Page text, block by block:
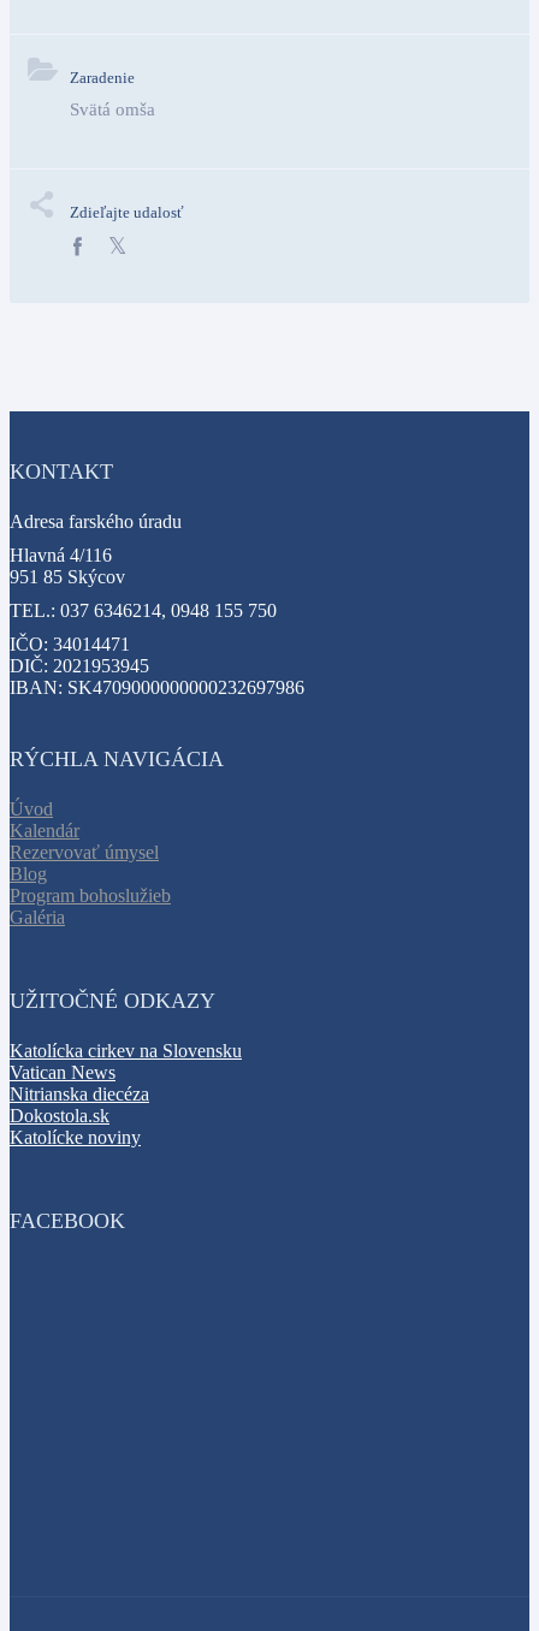
Zaradenie
Svätá omša
Zdieľajte udalosť
KONTAKT
Adresa farského úradu
Hlavná 4/116
951 85 Skýcov
TEL.: 037 6346214, 0948 155 750
IČO: 34014471
DIČ: 2021953945
IBAN: SK4709000000000232697986
RÝCHLA NAVIGÁCIA
Úvod
Kalendár
Rezervovať úmysel
Blog
Program bohoslužieb
Galéria
UŽITOČNÉ ODKAZY
Katolícka cirkev na Slovensku
Vatican News
Nitrianska diecéza
Dokostola.sk
Katolícke noviny
FACEBOOK